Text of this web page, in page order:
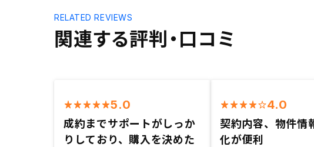
関連する評判・口コミ
RELATED REVIEWS
5.0
成約までサポートがしっか
りしており、購入を決めた
4.0
契約内容、物件情
化が便利